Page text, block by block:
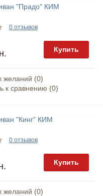
"Прадо" КИМ
0 отзывов
Купить
желаний (0)
к сравнению (0)
"Кинг" КИМ
0 отзывов
Купить
желаний (0)